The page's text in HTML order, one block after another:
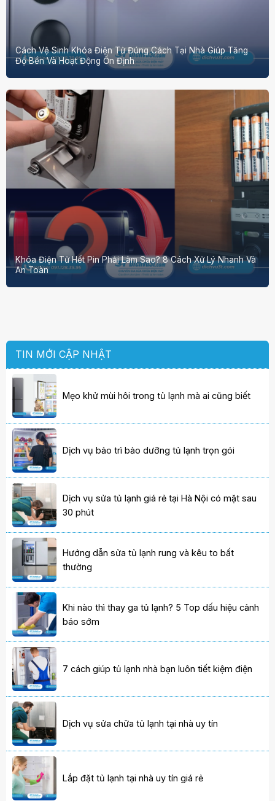
Cách Vệ Sinh Khóa Điện Tử Đúng Cách Tại Nhà Giúp Tăng
Độ Bền Và Hoạt Động Ổn Định
Khóa Điện Tử Hết Pin Phải Làm Sao? 8 Cách Xử Lý Nhanh Và
An Toàn
TIN MỚI CẬP NHẬT
Mẹo khử mùi hôi trong tủ lạnh mà ai cũng biết
Dịch vụ bảo trì bảo dưỡng tủ lạnh trọn gói
Dịch vụ sửa tủ lạnh giá rẻ tại Hà Nội có mặt sau
30 phút
Hướng dẫn sửa tủ lạnh rung và kêu to bất
thường
Khi nào thì thay ga tủ lạnh? 5 Top dấu hiệu cảnh
báo sớm
7 cách giúp tủ lạnh nhà bạn luôn tiết kiệm điện
Dịch vụ sửa chữa tủ lạnh tại nhà uy tín
Lắp đặt tủ lạnh tại nhà uy tín giá rẻ